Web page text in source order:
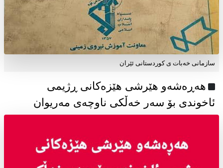
سازمانی خەبات ی كوردستانی ئێران
هەڕەشەو هێرشی هێزەکانی ڕژیمی
ئاخوندی بۆ سەر خەڵکی ناوچەی مەریوان